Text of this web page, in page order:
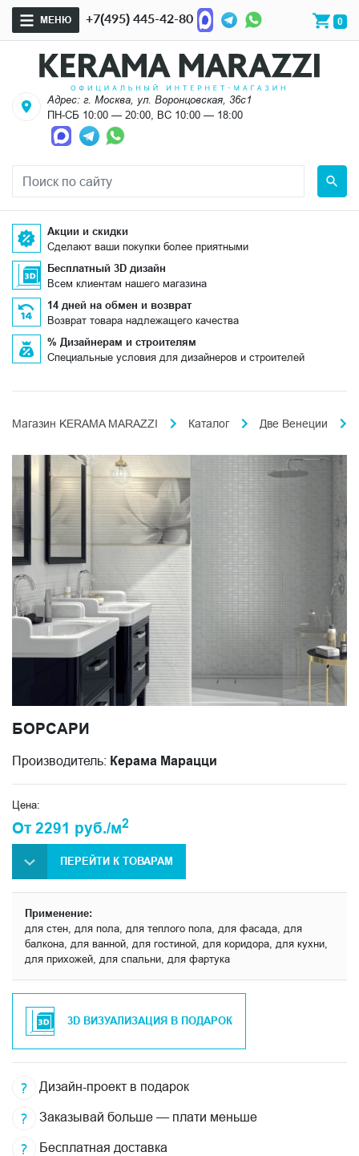
МЕНЮ +7(495) 445-42-80 0
Адрес: г. Москва, ул. Воронцовская, 36с1
ПН-СБ 10:00 — 20:00, ВС 10:00 — 18:00
Акции и скидки
Сделают ваши покупки более приятными
Бесплатный 3D дизайн
Всем клиентам нашего магазина
14 дней на обмен и возврат
Возврат товара надлежащего качества
% Дизайнерам и строителям
Специальные условия для дизайнеров и строителей
Магазин KERAMA MARAZZI Каталог Две Венеции
БОРСАРИ
Производитель: Керама Марацци
Цена:
От 2291 руб./м2
ПЕРЕЙТИ К ТОВАРАМ
Применение:
для стен, для пола, для теплого пола, для фасада, для
балкона, для ванной, для гостиной, для коридора, для кухни,
для прихожей, для спальни, для фартука
3D ВИЗУАЛИЗАЦИЯ В ПОДАРОК
Дизайн-проект в подарок
Заказывай больше — плати меньше
Бесплатная доставка